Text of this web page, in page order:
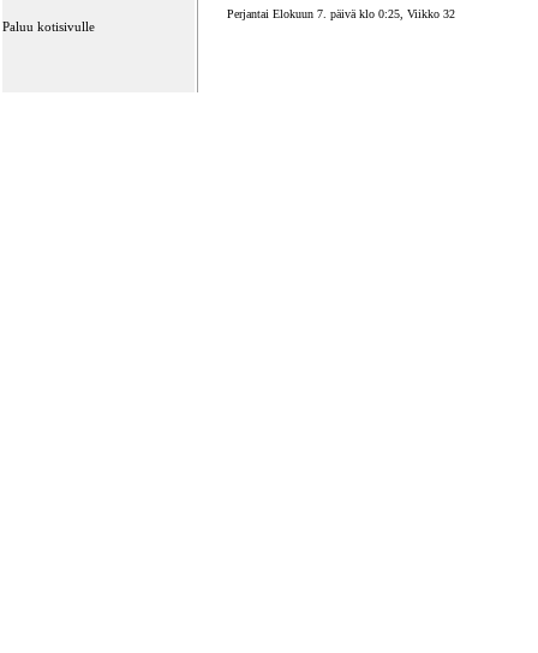
Paluu kotisivulle
Perjantai Elokuun 7. päivä klo 0:25, Viikko 32